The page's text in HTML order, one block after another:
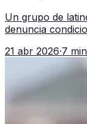
Un grupo de
denuncia
psicológico de
21 abr 2026·7